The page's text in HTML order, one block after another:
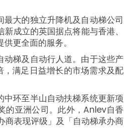
大的独立升降机及自动梯公司
成立的英国据点将能与香港、
更全面的服务。
梯及自动行人道。由于这些产
满足日益增长的市场需求及配
环至半山自动扶梯系统更新项
的亚洲公司。此外，Anlev自香
商表现评级」及「自动梯承办商